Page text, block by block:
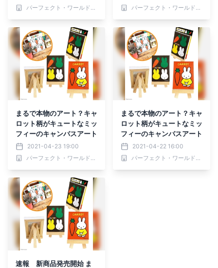
パーフェクト・ワールド株式会社
パーフェクト・ワールド株式会社
まるで本物のアート？キャ
ロット柄がキュートなミッ
フィーのキャンバスアート
2021-04-23 19:00
パーフェクト・ワールド株式会社
まるで本物のアート？キャ
ロット柄がキュートなミッ
フィーのキャンバスアート
2021-04-22 16:00
パーフェクト・ワールド株式会社
速報 新商品発売開始 ま